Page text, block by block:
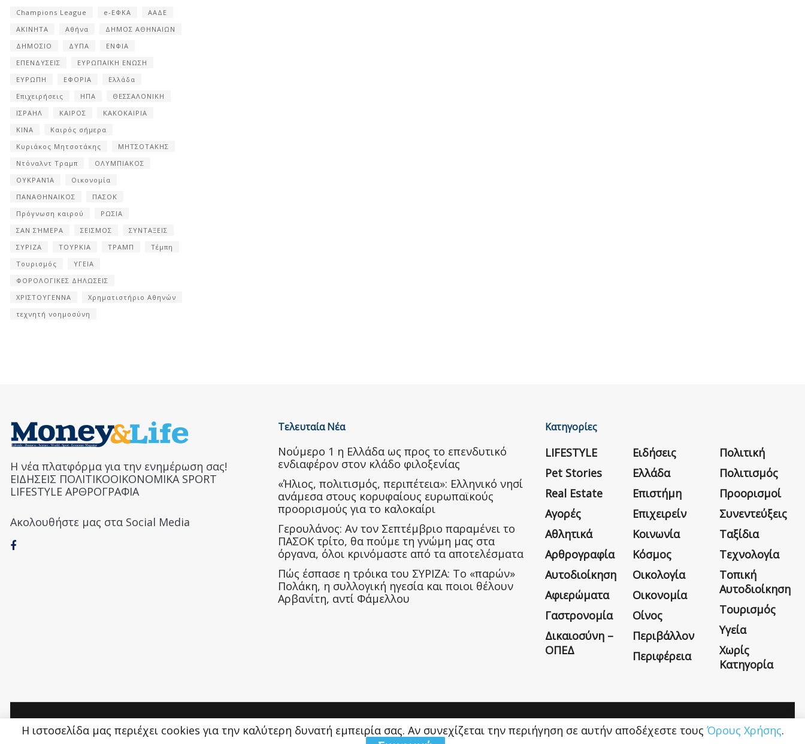
Champions League e-ΕΦΚΑ
ΑΑΔΕ
ΑΚΙΝΗΤΑ
Αθήνα
ΔΗΜΟΣ ΑΘΗΝΑΙΩΝ
ΔΗΜΟΣΙΟ
ΔΥΠΑ
ΕΝΦΙΑ
ΕΠΕΝΔΥΣΕΙΣ
ΕΥΡΩΠΑΪΚΗ ΕΝΩΣΗ
ΕΥΡΩΠΗ
ΕΦΟΡΙΑ
Ελλάδα
Επιχειρήσεις
ΗΠΑ
ΘΕΣΣΑΛΟΝΙΚΗ
ΙΣΡΑΗΛ
ΚΑΙΡΟΣ
ΚΑΚΟΚΑΙΡΙΑ
ΚΙΝΑ
Καιρός σήμερα
Κυριάκος Μητσοτάκης
ΜΗΤΣΟΤΑΚΗΣ
Ντόναλντ Τραμπ
ΟΛΥΜΠΙΑΚΟΣ
ΟΥΚΡΑΝΊΑ
Οικονομία
ΠΑΝΑΘΗΝΑΙΚΟΣ
ΠΑΣΟΚ
Πρόγνωση καιρού
ΡΩΣΙΑ
ΣΑΝ ΣΉΜΕΡΑ
ΣΕΙΣΜΟΣ
ΣΥΝΤΑΞΕΙΣ
ΣΥΡΙΖΑ
ΤΟΥΡΚΙΑ ΤΡΑΜΠ
Τέμπη
Τουρισμός
ΥΓΕΙΑ
ΦΟΡΟΛΟΓΙΚΕΣ ΔΗΛΩΣΕΙΣ
ΧΡΙΣΤΟΥΓΕΝΝΑ
Χρηματιστήριο Αθηνών
τεχνητή νοημοσύνη
Η νέα πλατφόρμα για την ενημέρωση σας!
ΕΙΔΗΣΕΙΣ ΠΟΛΙΤΙΚΟΟΙΚΟΝΟΜΙΚΑ SPORT
LIFESTYLE ΑΡΘΡΟΓΡΑΦΙΑ
Ακολουθήστε μας στα Social Media
Τελευταία Νέα
Nούμερο 1 η Ελλάδα ως προς το επενδυτικό
ενδιαφέρον στον κλάδο φιλοξενίας
«Ήλιος, πολιτισμός, περιπέτεια»: Ελληνικό νησί
ανάμεσα στους κορυφαίους ευρωπαϊκούς
προορισμούς για το καλοκαίρι
Γερουλάνος: Αν τον Σεπτέμβριο παραμένει το
ΠΑΣΟΚ τρίτο, θα πούμε τη γνώμη μας στα
όργανα, όλοι κρινόμαστε από τα αποτελέσματα
Πώς έσπασε η τρόικα του ΣΥΡΙΖΑ: Το «παρών»
Πολάκη, η συλλογική ηγεσία και ποιοι θέλουν
Αρβανίτη, αντί Φάμελλου
Κατηγορίες
LIFESTYLE
Pet Stories
Real Estate
Αγορές
Αθλητικά
Αρθρογραφία
Αυτοδιοίκηση
Αφιερώματα
Γαστρονομία
Δικαιοσύνη –
ΟΠΕΔ
Ειδήσεις
Ελλάδα
Επιστήμη
Επιχειρείν
Κοινωνία
Κόσμος
Οικολογία
Οικονομία
Οίνος
Περιβάλλον
Περιφέρεια
Πολιτική
Πολιτισμός
Προορισμοί
Συνεντεύξεις
Ταξίδια
Τεχνολογία
Τοπική
Αυτοδιοίκηση
Τουρισμός
Υγεία
Χωρίς
Κατηγορία
Η εταιρεία Όροι Χρήσης Επικοινωνία
Η ιστοσελίδα μας περιέχει cookies για την καλύτερη δυνατή εμπειρία σας. Αν συνεχίζεται την περιήγηση σε αυτήν αποδέχεστε τους Όρους Χρήσης.